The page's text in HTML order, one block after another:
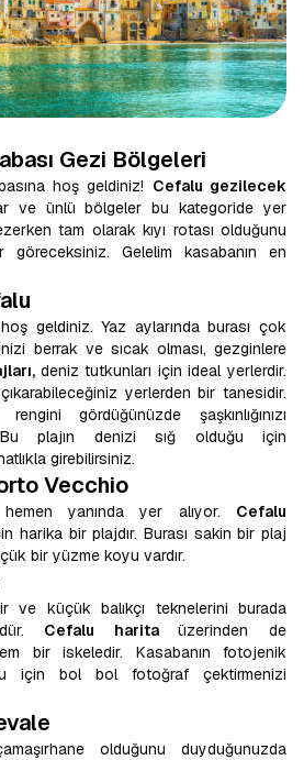
Gezi Bölgeleri
hoş geldiniz! Cefalu gezilecek
ve ünlü bölgeler bu kategoride yer
tam olarak kıyı rotası olduğunu
göreceksiniz. Gelelim kasabanın en
geldiniz. Yaz aylarında burası çok
berrak ve sıcak olması, gezginlere
deniz tutkunları için ideal yerlerdir.
yerlerden bir tanesidir.
gördüğünüzde şaşkınlığınızı
Bu plajın denizi sığ olduğu için
girebilirsiniz.
Vecchio
hemen yanında yer alıyor. Cefalu
harika bir plajdır. Burası sakin bir plaj
bir yüzme koyu vardır.
ve küçük balıkçı teknelerini burada
Cefalu haritaüzerinden de
bir iskeledir. Kasabanın fotojenik
için bol bol fotoğraf çektirmenizi
olduğunu duyduğunuzda